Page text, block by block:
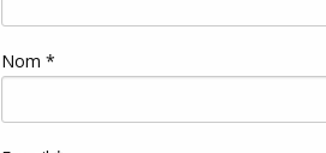
Nom *